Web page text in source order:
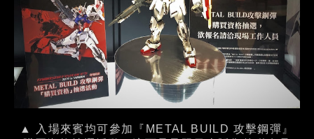
▲ 入場來賓均可參加『METAL BUILD 攻擊鋼彈』